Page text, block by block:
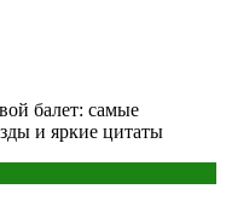
балет: самые
и яркие цитаты